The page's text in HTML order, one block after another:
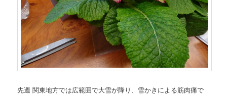
先週 関東地方では広範囲で大雪が降り、雪かきによる筋肉痛で